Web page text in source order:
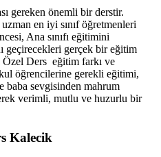
gereken önemli bir derstir.
en iyi sınıf öğretmenleri
Ana sınıfı eğitimini
geçirecekleri gerçek bir eğitim
Özel Ders eğitim farkı ve
öğrencilerine gerekli eğitimi,
baba sevgisinden mahrum
verimli, mutlu ve huzurlu bir
Kalecik